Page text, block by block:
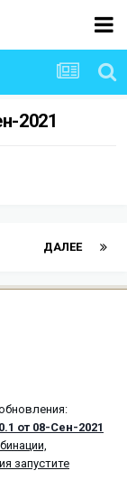
2021
ДАЛЕЕ
от 08-Сен-2021
запустите